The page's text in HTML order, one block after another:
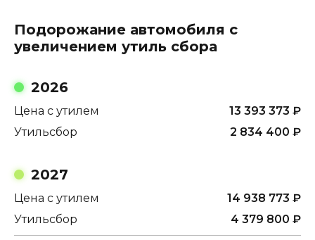
Подорожание автомобиля с
увеличением утиль сбора
2026
Цена с утилем 13 393 373 ₽
Утильсбор
2 834 400 ₽
2027
Цена с утилем 14 938 773 ₽
Утильсбор
4 379 800 ₽